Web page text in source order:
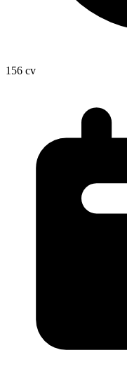
156 cv